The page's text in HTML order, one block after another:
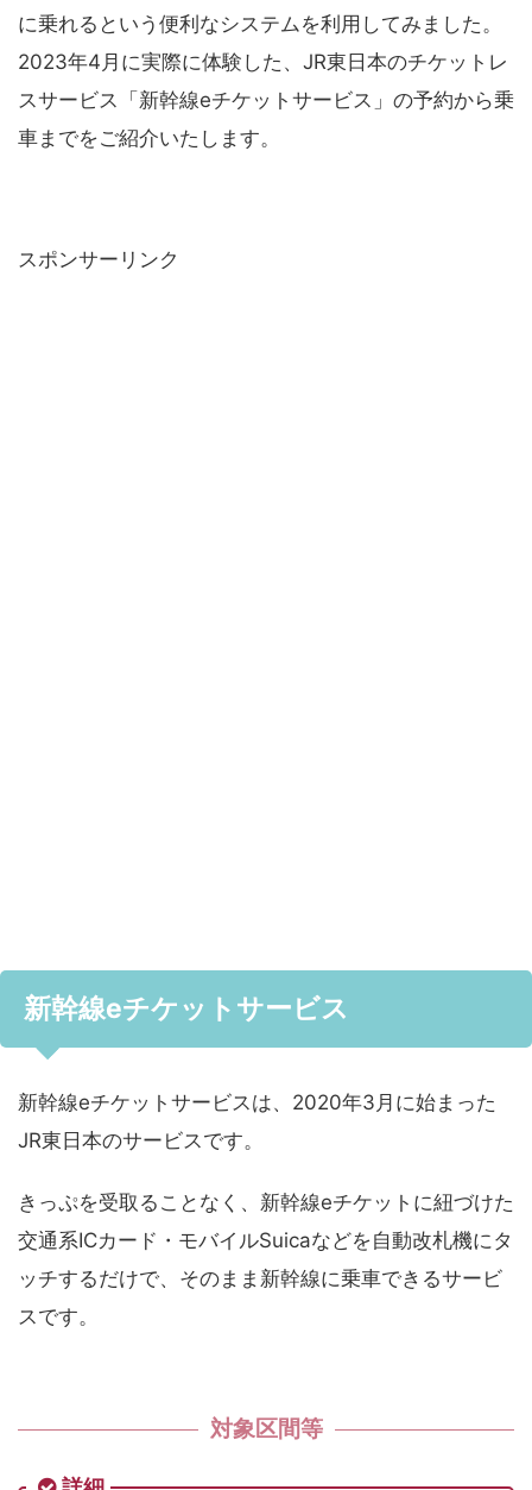
に乗れるという便利なシステムを利用してみました。
2023年4月に実際に体験した、JR東日本のチケットレ
スサービス「新幹線eチケットサービス」の予約から乗
車までをご紹介いたします。
スポンサーリンク
新幹線eチケットサービス
新幹線eチケットサービスは、2020年3月に始まった
JR東日本のサービスです。
きっぷを受取ることなく、新幹線eチケットに紐づけた
交通系ICカード・モバイルSuicaなどを自動改札機にタ
ッチするだけで、そのまま新幹線に乗車できるサービ
スです。
対象区間等